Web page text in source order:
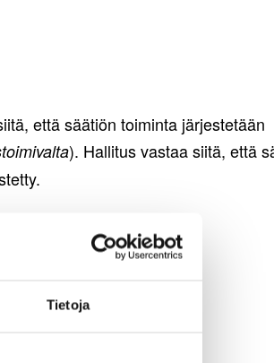
Tietoja
että säätiön toiminta järjestetään
). Hallitus vastaa siitä, että